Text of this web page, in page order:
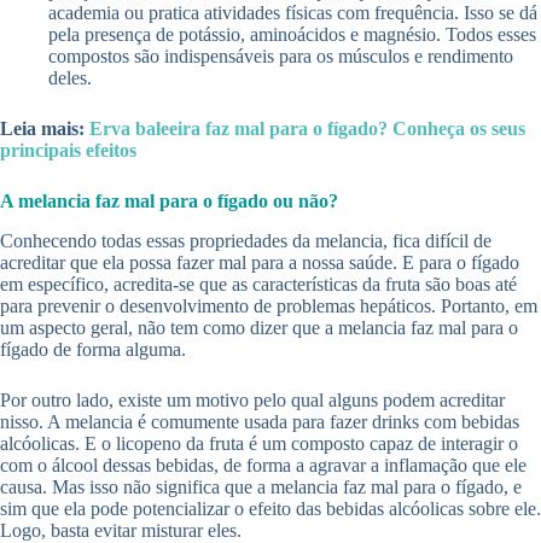
academia ou pratica atividades físicas com frequência. Isso se dá
pela presença de potássio, aminoácidos e magnésio. Todos esses
compostos são indispensáveis para os músculos e rendimento
deles.
Leia mais: Erva baleeira faz mal para o fígado? Conheça os seus
principais efeitos
A melancia faz mal para o fígado ou não?
Conhecendo todas essas propriedades da melancia, fica difícil de
acreditar que ela possa fazer mal para a nossa saúde. E para o fígado
em específico, acredita-se que as características da fruta são boas até
para prevenir o desenvolvimento de problemas hepáticos. Portanto, em
um aspecto geral, não tem como dizer que a melancia faz mal para o
fígado de forma alguma.
Por outro lado, existe um motivo pelo qual alguns podem acreditar
nisso. A melancia é comumente usada para fazer drinks com bebidas
alcóolicas. E o licopeno da fruta é um composto capaz de interagir o
com o álcool dessas bebidas, de forma a agravar a inflamação que ele
causa. Mas isso não significa que a melancia faz mal para o fígado, e
sim que ela pode potencializar o efeito das bebidas alcóolicas sobre ele.
Logo, basta evitar misturar eles.